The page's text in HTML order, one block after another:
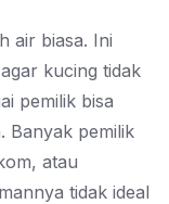
air biasa. Ini
kucing tidak
pemilik bisa
Banyak pemilik
atau
tidak ideal